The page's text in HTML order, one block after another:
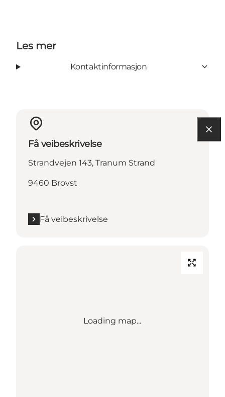
Les mer
Kontaktinformasjon
Få veibeskrivelse
Strandvejen 143, Tranum Strand
9460 Brovst
Få veibeskrivelse
Loading map...